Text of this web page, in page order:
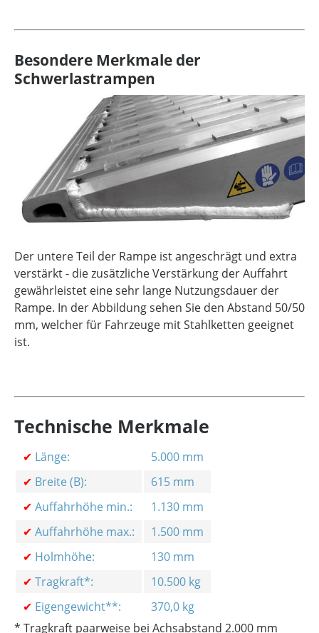
Besondere Merkmale der
Schwerlastrampen
Der untere Teil der Rampe ist angeschrägt und extra
verstärkt - die zusätzliche Verstärkung der Auffahrt
gewährleistet eine sehr lange Nutzungsdauer der
Rampe. In der Abbildung sehen Sie den Abstand 50/50
mm, welcher für Fahrzeuge mit Stahlketten geeignet
ist.
Technische Merkmale
✔ Länge:
5.000 mm
✔ Breite (B):
615 mm
✔ Auffahrhöhe min.:
1.130 mm
✔ Auffahrhöhe max.:
1.500 mm
✔ Holmhöhe:
130 mm
✔ Tragkraft*:
10.500 kg
✔ Eigengewicht**:
370,0 kg
* Tragkraft paarweise bei Achsabstand 2.000 mm